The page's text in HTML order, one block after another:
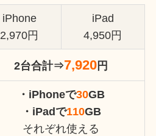
iPhone
2,970円
iPad
4,950円
2台合計⇒7,920 円
・iPhoneで30GB
・iPadで110GB
それぞれ使える